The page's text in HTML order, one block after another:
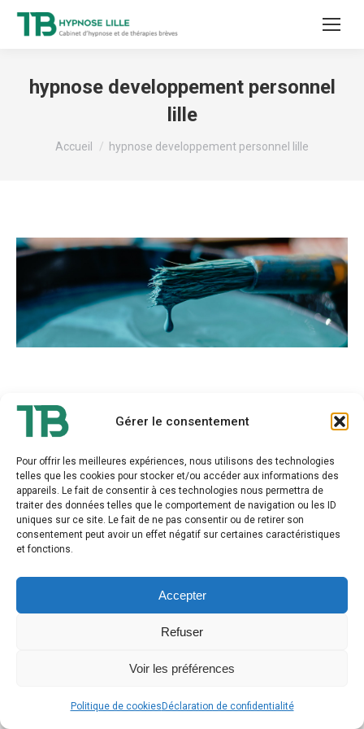
Gérer le consentement
Pour offrir les meilleures expériences, nous utilisons des technologies
telles que les cookies pour stocker et/ou accéder aux informations des
appareils. Le fait de consentir à ces technologies nous permettra de
traiter des données telles que le comportement de navigation ou les ID
uniques sur ce site. Le fait de ne pas consentir ou de retirer son
consentement peut avoir un effet négatif sur certaines caractéristiques
et fonctions.
Accepter
Refuser
Voir les préférences
Politique de cookies Déclaration de confidentialité
hypnose developpement personnel
lille
Vous êtes ici :
Accueil hypnose developpement personnel lille
Thierry BOURDET - Tout droit réservé
2026